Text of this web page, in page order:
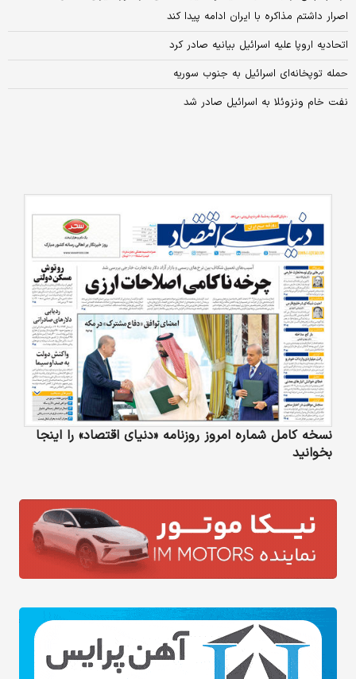
اصرار داشتم مذاکره با ایران ادامه پیدا کند
اتحادیه اروپا علیه اسرائیل بیانیه صادر کرد
حمله توپخانه‌ای اسرائیل به جنوب سوریه
نفت خام ونزوئلا به اسرائیل صادر شد
نسخه کامل شماره امروز روزنامه «دنیای‌ اقتصاد» را اینجا
بخوانید